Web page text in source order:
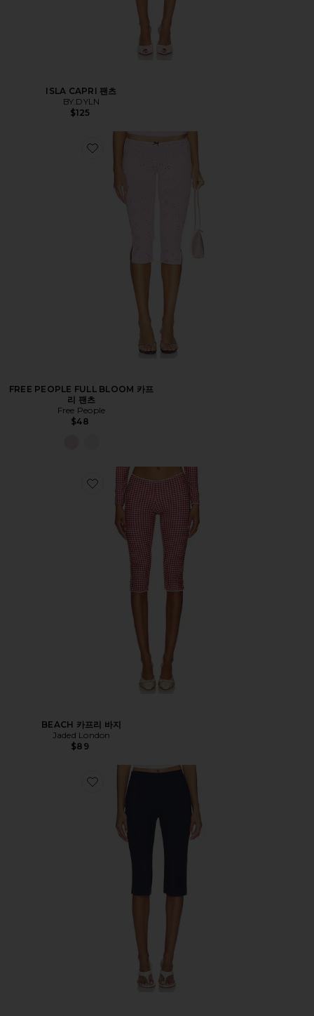
ISLA CAPRI 팬츠
BY.DYLN
$125
FREE PEOPLE FULL BLOOM 카프
리 팬츠
Free People
$48
BEACH 카프리 바지
Jaded London
$89